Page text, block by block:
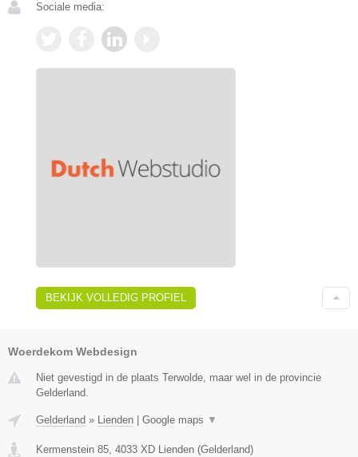
Sociale media:
BEKIJK VOLLEDIG PROFIEL
Woerdekom Webdesign
Niet gevestigd in de plaats Terwolde, maar wel in de provincie
Gelderland.
Gelderland » Lienden Google maps ▼
Kermenstein 85, 4033 XD Lienden (Gelderland)